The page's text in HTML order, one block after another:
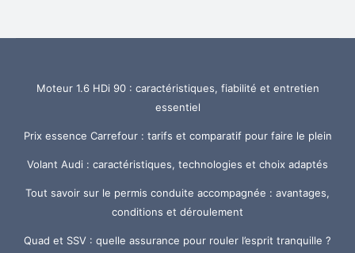
Moteur 1.6 HDi 90 : caractéristiques, fiabilité et entretien
essentiel
Prix essence Carrefour : tarifs et comparatif pour faire le plein
Volant Audi : caractéristiques, technologies et choix adaptés
Tout savoir sur le permis conduite accompagnée : avantages,
conditions et déroulement
Quad et SSV : quelle assurance pour rouler l’esprit tranquille ?